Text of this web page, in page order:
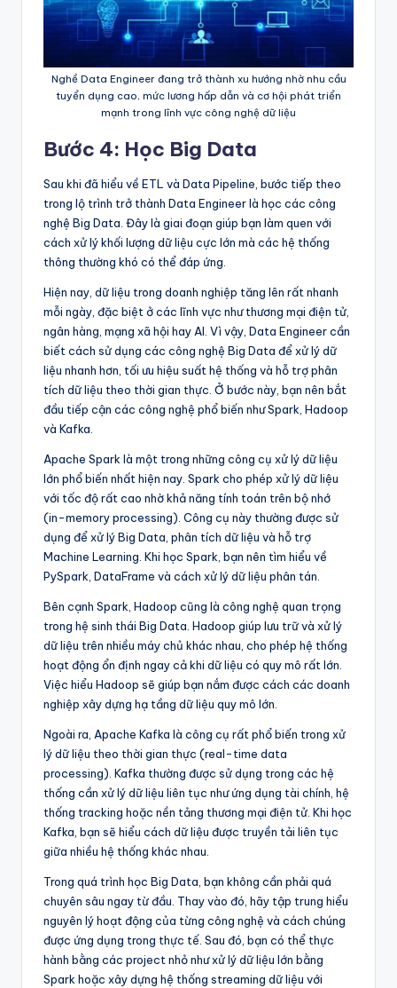
Nghề Data Engineer đang trở thành xu hướng nhờ nhu cầu
tuyển dụng cao, mức lương hấp dẫn và cơ hội phát triển
mạnh trong lĩnh vực công nghệ dữ liệu
Bước 4: Học Big Data
Sau khi đã hiểu về ETL và Data Pipeline, bước tiếp theo
trong lộ trình trở thành Data Engineer là học các công
nghệ Big Data. Đây là giai đoạn giúp bạn làm quen với
cách xử lý khối lượng dữ liệu cực lớn mà các hệ thống
thông thường khó có thể đáp ứng.
Hiện nay, dữ liệu trong doanh nghiệp tăng lên rất nhanh
mỗi ngày, đặc biệt ở các lĩnh vực như thương mại điện tử,
ngân hàng, mạng xã hội hay AI. Vì vậy, Data Engineer cần
biết cách sử dụng các công nghệ Big Data để xử lý dữ
liệu nhanh hơn, tối ưu hiệu suất hệ thống và hỗ trợ phân
tích dữ liệu theo thời gian thực. Ở bước này, bạn nên bắt
đầu tiếp cận các công nghệ phổ biến như Spark, Hadoop
và Kafka.
Apache Spark là một trong những công cụ xử lý dữ liệu
lớn phổ biến nhất hiện nay. Spark cho phép xử lý dữ liệu
với tốc độ rất cao nhờ khả năng tính toán trên bộ nhớ
(in-memory processing). Công cụ này thường được sử
dụng để xử lý Big Data, phân tích dữ liệu và hỗ trợ
Machine Learning. Khi học Spark, bạn nên tìm hiểu về
PySpark, DataFrame và cách xử lý dữ liệu phân tán.
Bên cạnh Spark, Hadoop cũng là công nghệ quan trọng
trong hệ sinh thái Big Data. Hadoop giúp lưu trữ và xử lý
dữ liệu trên nhiều máy chủ khác nhau, cho phép hệ thống
hoạt động ổn định ngay cả khi dữ liệu có quy mô rất lớn.
Việc hiểu Hadoop sẽ giúp bạn nắm được cách các doanh
nghiệp xây dựng hạ tầng dữ liệu quy mô lớn.
Ngoài ra, Apache Kafka là công cụ rất phổ biến trong xử
lý dữ liệu theo thời gian thực (real-time data
processing). Kafka thường được sử dụng trong các hệ
thống cần xử lý dữ liệu liên tục như ứng dụng tài chính, hệ
thống tracking hoặc nền tảng thương mại điện tử. Khi học
Kafka, bạn sẽ hiểu cách dữ liệu được truyền tải liên tục
giữa nhiều hệ thống khác nhau.
Trong quá trình học Big Data, bạn không cần phải quá
chuyên sâu ngay từ đầu. Thay vào đó, hãy tập trung hiểu
nguyên lý hoạt động của từng công nghệ và cách chúng
được ứng dụng trong thực tế. Sau đó, bạn có thể thực
hành bằng các project nhỏ như xử lý dữ liệu lớn bằng
Spark hoặc xây dựng hệ thống streaming dữ liệu với